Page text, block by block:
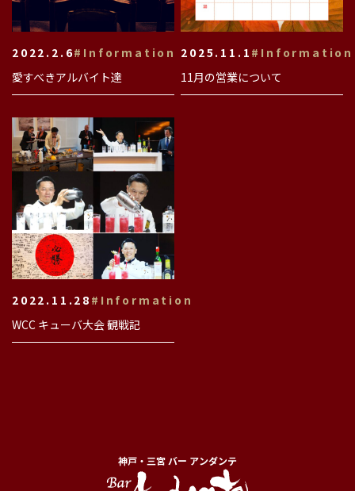
2022.2.6#Information
愛すべきアルバイト達
2025.11.1 #Information
11月の営業について
2022.11.28 #Information
WCC キューバ大会 観戦記
神戸・三宮 バー アンダンテ